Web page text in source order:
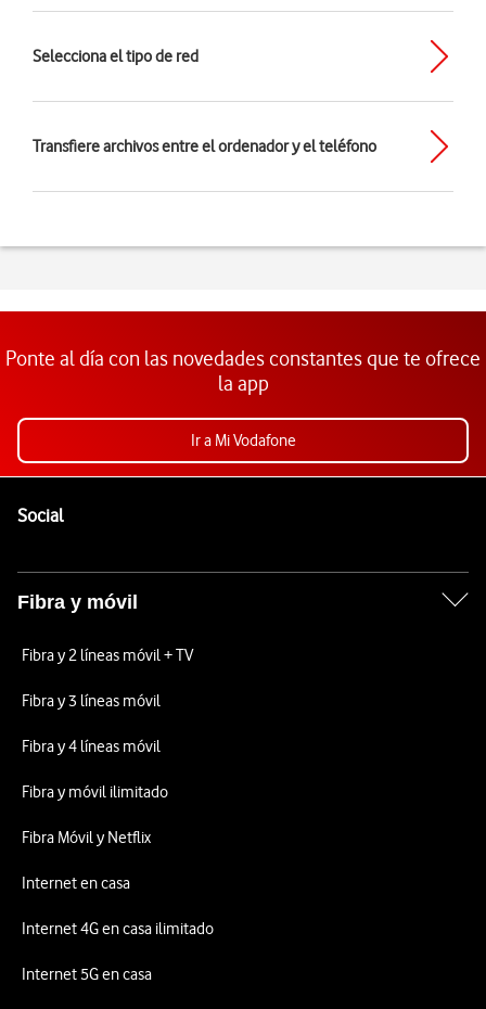
Selecciona el tipo de red
Transfiere archivos entre el ordenador y el teléfono
Ponte al día con las novedades constantes que te ofrece
la app
Ir a Mi Vodafone
SocialEnlaces a las redes sociales de Vodafone
Fibra y móvil
Fibra y 2 líneas móvil + TV
Fibra y 3 líneas móvil
Fibra y 4 líneas móvil
Fibra y móvil ilimitado
Fibra Móvil y Netflix
Internet en casa
Internet 4G en casa ilimitado
Internet 5G en casa